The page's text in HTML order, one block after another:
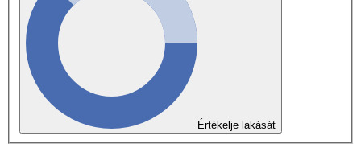
Értékelje lakását